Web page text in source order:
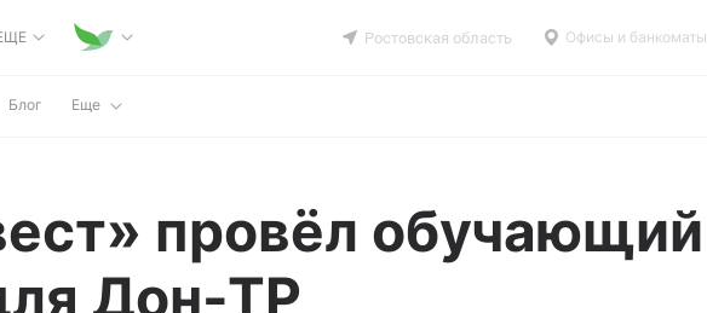
Ростовская область Офисы и банкоматы
Блог Еще
провёл обучающий
Дон-ТР